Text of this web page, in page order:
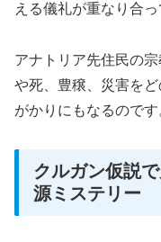
える儀礼が重なり合っ
アナトリア先住民の
や死、豊穣、災害を
がかりにもなるのです
クルガン仮説
源ミステリー